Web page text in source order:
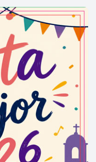
del mateix.
com la
Casa de
triangular i
central cobert a
segons disseny de
Valeri Pupurull. El
una balconada
uneix el cossos
s’obren quatre